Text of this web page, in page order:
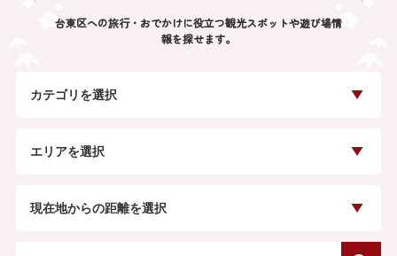
台東区への旅行・おでかけに役立つ観光スポットや遊び場情
報を探せます。
カテゴリを選択
エリアを選択
現在地からの距離を選択